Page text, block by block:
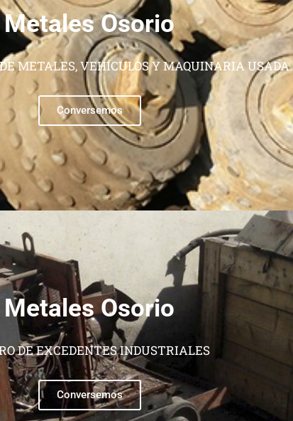
Metales Osorio
METALES, VEHÍCULOS Y MAQUINARIA USADA.
Conversemos
Metales Osorio
DE EXCEDENTES INDUSTRIALES
Conversemos